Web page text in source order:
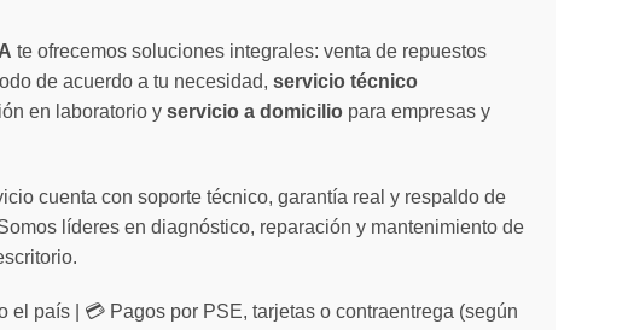
te ofrecemos soluciones integrales: venta de repuestos
de acuerdo a tu necesidad, servicio técnico
en laboratorio y servicio a domiciliopara empresas y
cuenta con soporte técnico, garantía real y respaldo de
líderes en diagnóstico, reparación y mantenimiento de
el país | 💳 Pagos por PSE, tarjetas o contraentrega (según